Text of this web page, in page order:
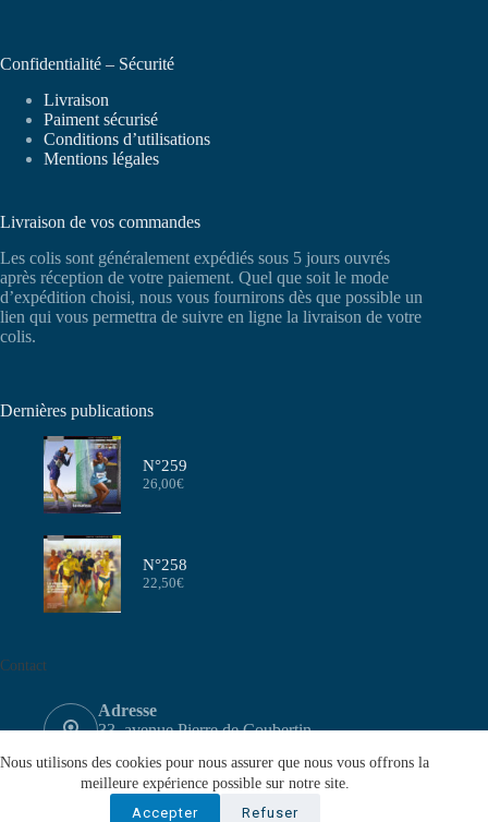
Nous utilisons des cookies pour nous assurer que nous vous offrons la
meilleure expérience possible sur notre site.
Accepter
Refuser
Confidentialité – Sécurité
Livraison
Paiment sécurisé
Conditions d’utilisations
Mentions légales
Livraison de vos commandes
Les colis sont généralement expédiés sous 5 jours ouvrés
après réception de votre paiement. Quel que soit le mode
d’expédition choisi, nous vous fournirons dès que possible un
lien qui vous permettra de suivre en ligne la livraison de votre
colis.
Dernières publications
N°259
26,00€
N°258
22,50€
Contact
Adresse
33, avenue Pierre de Coubertin
Email
contact@aeffa.fr